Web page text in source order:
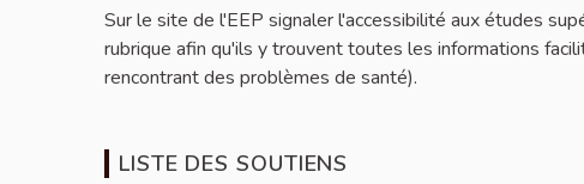
Sur le site de l'EEP signaler l'accessibilité aux études
rubrique afin qu'ils y trouvent toutes les informations
rencontrant des problèmes de santé).
LISTE DES SOUTIENS